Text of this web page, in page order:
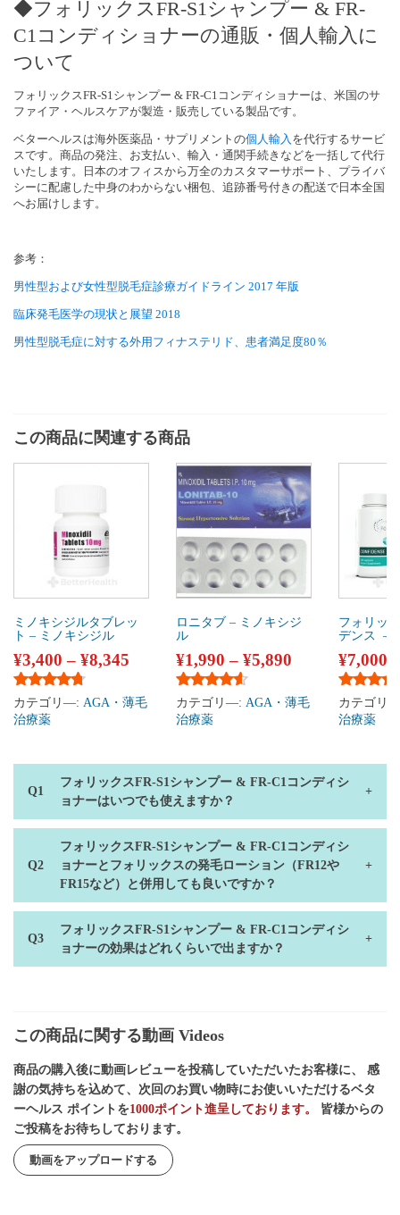
◆フォリックスFR-S1シャンプー & FR-
C1コンディショナーの通販・個人輸入に
ついて
フォリックスFR-S1シャンプー & FR-C1コンディショナーは、米国のサ
ファイア・ヘルスケアが製造・販売している製品です。
ベターヘルスは海外医薬品・サプリメントの個人輸入 を代行するサービ
スです。商品の発注、お支払い、輸入・通関手続きなどを一括して代行
いたします。日本のオフィスから万全のカスタマーサポート、プライバ
シーに配慮した中身のわからない梱包、追跡番号付きの配送で日本全国
へお届けします。
参考：
男性型および女性型脱毛症診療ガイドライン 2017 年版
臨床発毛医学の現状と展望 2018
男性型脱毛症に対する外用フィナステリド、患者満足度80％
この商品に関連する商品
ミノキシジルタブレッ
ト – ミノキシジル
¥3,400 – ¥8,345
5段階中 4.57の評価
カテゴリ―: AGA・薄毛
治療薬
ロニタブ – ミノキシジ
ル
¥1,990 – ¥5,890
5段階中 4.41の評価
カテゴリ―: AGA・薄毛
治療薬
フォリッ
デンス –
¥7,000
5段階中
カテゴリ
治療薬
フォリックスFR-S1シャンプー & FR-C1コンディシ
ョナーはいつでも使えますか？
フォリックスFR-S1シャンプー & FR-C1コンディシ
ョナーとフォリックスの発毛ローション（FR12や
FR15など）と併用しても良いですか？
フォリックスFR-S1シャンプー & FR-C1コンディシ
ョナーの効果はどれくらいで出ますか？
この商品に関する動画 Videos
商品の購入後に動画レビューを投稿していただいたお客様に、 感
謝の気持ちを込めて、次回のお買い物時にお使いいただけるベタ
ーヘルス ポイントを1000ポイント進呈しております。
皆様からの
ご投稿をお待ちしております。
動画をアップロードする